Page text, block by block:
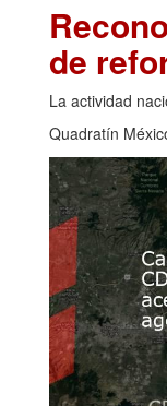
de
La actividad
Quadratín